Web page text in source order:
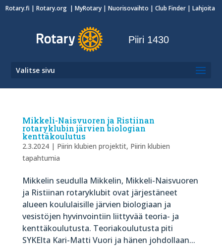
Rotary.fi |Rotary.org |MyRotary |Nuorisovaihto | Club Finder | Lahjoita
Piiri 1430
Valitse sivu
Mikkeli-Naisvuoren ja Ristiinan
rotaryklubin järvien biologian
kenttäkoulutus
2.3.2024| Piirin klubien projektit, Piirin klubien
tapahtumia
Mikkelin seudulla Mikkelin, Mikkeli-Naisvuoren
ja Ristiinan rotaryklubit ovat järjestäneet
alueen koululaisille järvien biologiaan ja
vesistöjen hyvinvointiin liittyvää teoria- ja
kenttäkoulutusta. Teoriakoulutusta piti
SYKElta Kari-Matti Vuori ja hänen johdollaan...